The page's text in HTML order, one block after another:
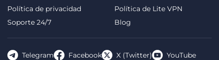
Política de privacidad
Política de Lite VPN
Soporte 24/7
Blog
Telegram Facebook X (Twitter)
YouTube